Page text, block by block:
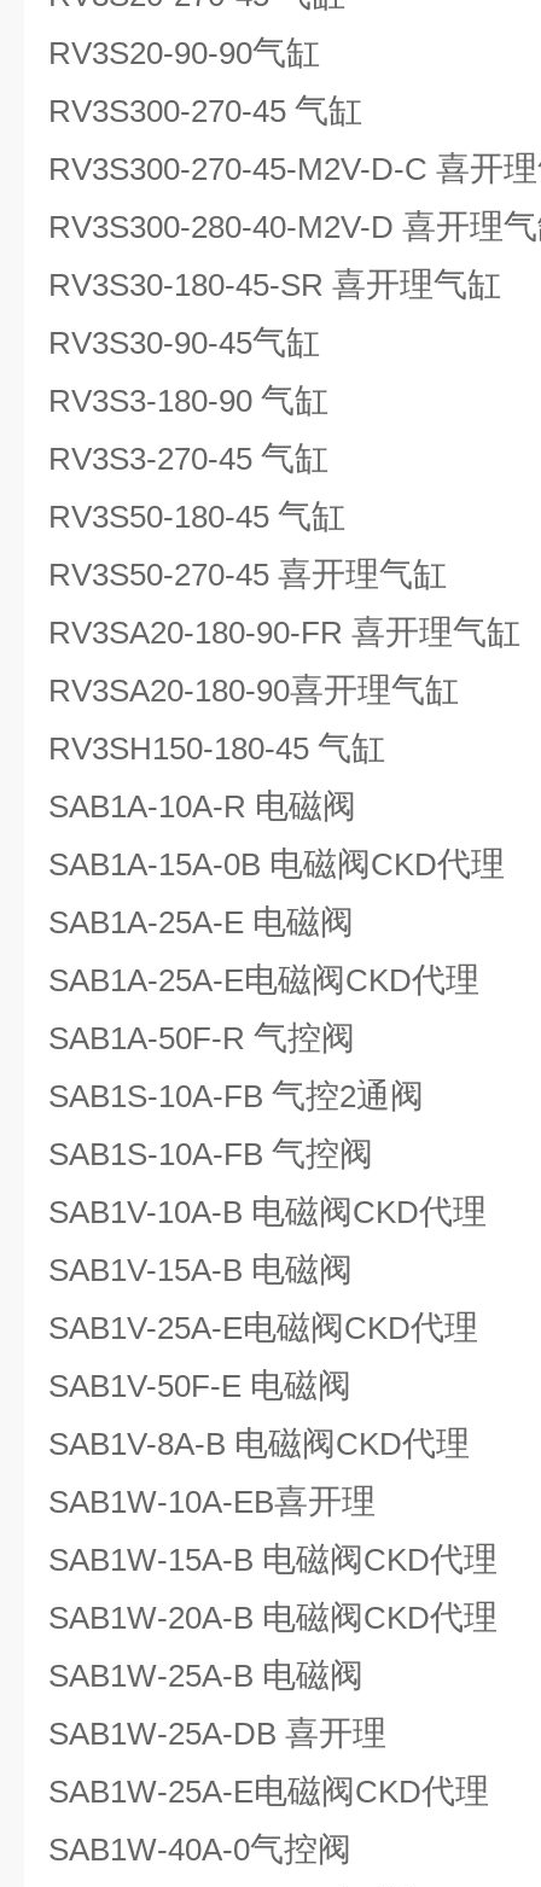
RV3S20-90-90气缸
RV3S300-270-45 气缸
RV3S300-270-45-M2V-D-C 喜开
RV3S300-280-40-M2V-D 喜开理
RV3S30-180-45-SR 喜开理气缸
RV3S30-90-45气缸
RV3S3-180-90 气缸
RV3S3-270-45 气缸
RV3S50-180-45 气缸
RV3S50-270-45 喜开理气缸
RV3SA20-180-90-FR 喜开理气缸
RV3SA20-180-90喜开理气缸
RV3SH150-180-45 气缸
SAB1A-10A-R 电磁阀
SAB1A-15A-0B 电磁阀CKD代理
SAB1A-25A-E 电磁阀
SAB1A-25A-E电磁阀CKD代理
SAB1A-50F-R 气控阀
SAB1S-10A-FB 气控2通阀
SAB1S-10A-FB 气控阀
SAB1V-10A-B 电磁阀CKD代理
SAB1V-15A-B 电磁阀
SAB1V-25A-E电磁阀CKD代理
SAB1V-50F-E 电磁阀
SAB1V-8A-B 电磁阀CKD代理
SAB1W-10A-EB喜开理
SAB1W-15A-B 电磁阀CKD代理
SAB1W-20A-B 电磁阀CKD代理
SAB1W-25A-B 电磁阀
SAB1W-25A-DB 喜开理
SAB1W-25A-E电磁阀CKD代理
SAB1W-40A-0气控阀